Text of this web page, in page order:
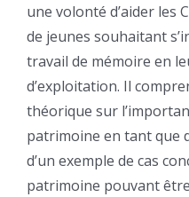
une volonté d’aider les
de jeunes souhaitant
travail de mémoire en
d’exploitation. Il
théorique sur
patrimoine en tant que
d’un exemple de cas
patrimoine pouvant